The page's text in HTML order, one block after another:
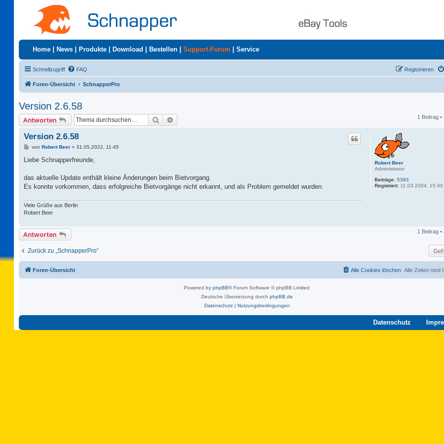
Home News Produkte Download Bestellen Support-Forum Service
Schnellzugriff FAQ Registrieren
Foren-Übersicht SchnapperPro
Version 2.6.58
Antworten Suche 1 Beitrag •
Robert Beer
Administrator
Beiträge: 5393
Registriert: 11.03.2004, 15:40
Version 2.6.58
B
i
a
von Robert Beer» 31.05.2022, 11:45
Liebe Schnapperfreunde,
das aktuelle Update enthält kleine Änderungen beim Bietvorgang.
Es konnte vorkommen, dass erfolgreiche Bietvorgänge nicht erkannt, und als Problem gemeldet wurden.
Viele Grüße aus Berlin
Robert Beer
Antworten 1 Beitrag •
Zurück zu „SchnapperPro“
Foren-Übersicht Alle Zeiten sind
Alle Cookies löschen
Powered by phpBB® Forum Software © phpBB Limited
Deutsche Übersetzung durch phpBB.de
Datenschutz| Nutzungsbedingungen
Datenschutz